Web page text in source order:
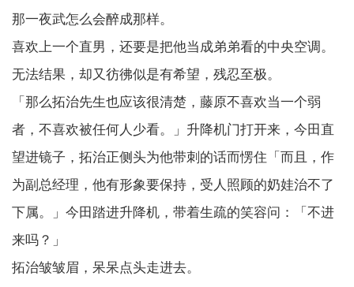
那一夜武怎么会醉成那样。
喜欢上一个直男，还要是把他当成弟弟看的中央空调。
无法结果，却又彷彿似是有希望，残忍至极。
「那么拓治先生也应该很清楚，藤原不喜欢当一个弱
者，不喜欢被任何人少看。」升降机门打开来，今田直
望进镜子，拓治正侧头为他带刺的话而愣住「而且，作
为副总经理，他有形象要保持，受人照顾的奶娃治不了
下属。」今田踏进升降机，带着生疏的笑容问：「不进
来吗？」
拓治皱皱眉，呆呆点头走进去。